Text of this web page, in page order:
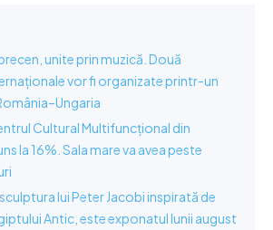
unite prin muzică. Două
vor fi organizate printr-un
Cultural Multifuncțional din
la 16%. Sala mare va avea peste
sculptura lui Peter Jacobi inspirată de
Antic, este exponatul lunii august